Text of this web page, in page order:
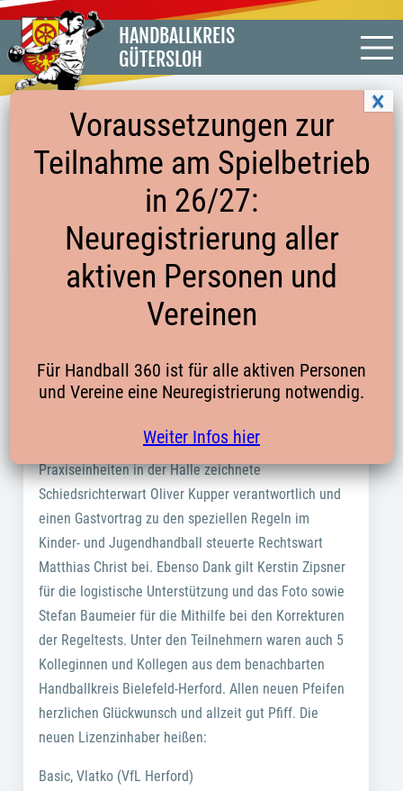
HANDBALLKREIS
GÜTERSLOH
27 NEUE SCHIEDSRICHTERINNEN UND
SCHIEDSRICHTER IM FEBRUAR 2019
Ein gut besuchter Schiedsrichter-Anwärter-Lehrgang
im Handballkreis Gütersloh: 27 Anwärterinnen und
Anwärter drückten in den vergangenen Wochen die
sich bei den Praxiseinheiten in der Sporthalle
erstmals an der Pfeife. Geleitet wurde der Lehrgang
stellv. SR-Lehrwart René Reimann. Für die
Praxiseinheiten in der Halle zeichnete
Schiedsrichterwart Oliver Kupper verantwortlich und
einen Gastvortrag zu den speziellen Regeln im
Kinder- und Jugendhandball steuerte Rechtswart
Matthias Christ bei. Ebenso Dank gilt Kerstin Zipsner
für die logistische Unterstützung und das Foto sowie
Stefan Baumeier für die Mithilfe bei den Korrekturen
der Regeltests. Unter den Teilnehmern waren auch 5
Kolleginnen und Kollegen aus dem benachbarten
Handballkreis Bielefeld-Herford. Allen neuen Pfeifen
herzlichen Glückwunsch und allzeit gut Pfiff. Die
neuen Lizenzinhaber heißen:
Basic, Vlatko (VfL Herford)
Voraussetzungen zur
Teilnahme am Spielbetrieb
in 26/27:
Neuregistrierung aller
aktiven Personen und
Vereinen
Für Handball 360 ist für alle aktiven Personen
und Vereine eine Neuregistrierung notwendig.
Weiter Infos hier